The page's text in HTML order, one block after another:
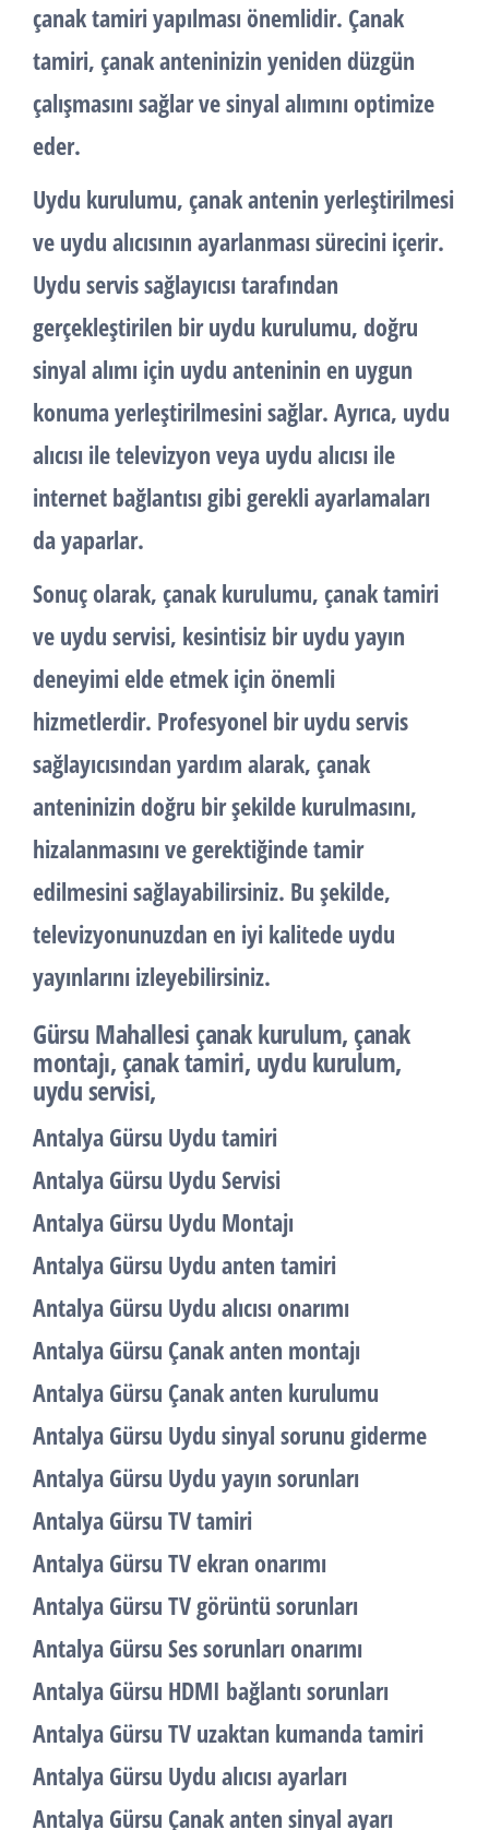
çanak tamiri yapılması önemlidir. Çanak
tamiri, çanak anteninizin yeniden düzgün
çalışmasını sağlar ve sinyal alımını optimize
eder.
Uydu kurulumu, çanak antenin yerleştirilmesi
ve uydu alıcısının ayarlanması sürecini içerir.
Uydu servis sağlayıcısı tarafından
gerçekleştirilen bir uydu kurulumu, doğru
sinyal alımı için uydu anteninin en uygun
konuma yerleştirilmesini sağlar. Ayrıca, uydu
alıcısı ile televizyon veya uydu alıcısı ile
internet bağlantısı gibi gerekli ayarlamaları
da yaparlar.
Sonuç olarak, çanak kurulumu, çanak tamiri
ve uydu servisi, kesintisiz bir uydu yayın
deneyimi elde etmek için önemli
hizmetlerdir. Profesyonel bir uydu servis
sağlayıcısından yardım alarak, çanak
anteninizin doğru bir şekilde kurulmasını,
hizalanmasını ve gerektiğinde tamir
edilmesini sağlayabilirsiniz. Bu şekilde,
televizyonunuzdan en iyi kalitede uydu
yayınlarını izleyebilirsiniz.
Gürsu Mahallesi çanak kurulum, çanak
montajı, çanak tamiri, uydu kurulum,
uydu servisi,
Antalya Gürsu Uydu tamiri
Antalya Gürsu Uydu Servisi
Antalya Gürsu Uydu Montajı
Antalya Gürsu Uydu anten tamiri
Antalya Gürsu Uydu alıcısı onarımı
Antalya Gürsu Çanak anten montajı
Antalya Gürsu Çanak anten kurulumu
Antalya Gürsu Uydu sinyal sorunu giderme
Antalya Gürsu Uydu yayın sorunları
Antalya Gürsu TV tamiri
Antalya Gürsu TV ekran onarımı
Antalya Gürsu TV görüntü sorunları
Antalya Gürsu Ses sorunları onarımı
Antalya Gürsu HDMI bağlantı sorunları
Antalya Gürsu TV uzaktan kumanda tamiri
Antalya Gürsu Uydu alıcısı ayarları
Antalya Gürsu Çanak anten sinyal ayarı